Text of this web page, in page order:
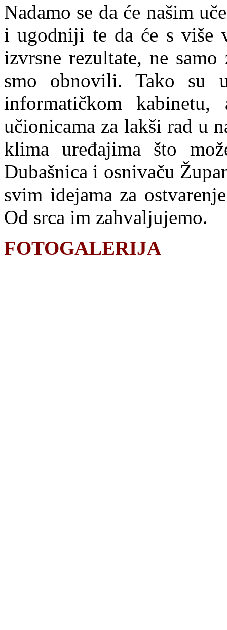
Nadamo se da će našim
i ugodniji te da će s više
izvrsne rezultate, ne
smo obnovili. Tako su
informatičkom
učionicama za lakši rad u
klima uređajima što
Dubašnica i osnivaču
svim idejama za
Od srca im zahvaljujemo.
FOTOGALERIJA